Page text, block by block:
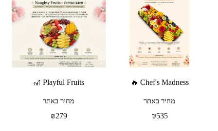
Chef's Madness 🔥
מחיר באתר
₪535
Playful Fruits 🎢
מחיר באתר
₪279